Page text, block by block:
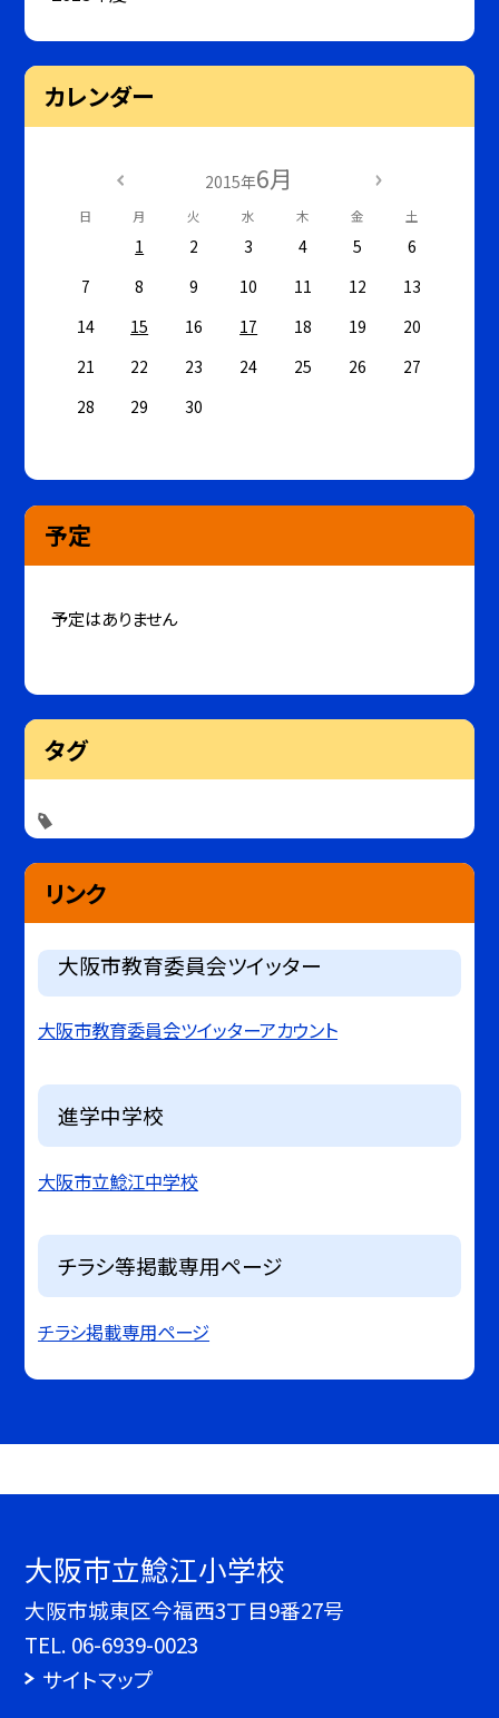
カレンダー
2015年6月
日 月 火 水 木 金 土
1 2 3 4 5
6
7
8 9 10 11 12
13
14
15 16 17 18 19
20
21
22 23 24 25 26
27
28
29 30
予定
予定はありません
タグ
リンク
大阪市教育委員会ツイッター
大阪市教育委員会ツイッターアカウント
進学中学校
大阪市立鯰江中学校
チラシ等掲載専用ページ
チラシ掲載専用ページ
大阪市立鯰江小学校
大阪市城東区今福西3丁目9番27号
TEL. 06-6939-0023
サイトマップ